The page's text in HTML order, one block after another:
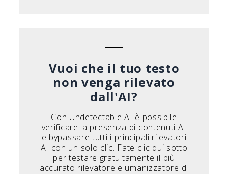
Vuoi che il tuo testo
non venga rilevato
dall'AI?
Con Undetectable AI è possibile
verificare la presenza di contenuti AI
e bypassare tutti i principali rilevatori
AI con un solo clic. Fate clic qui sotto
per testare gratuitamente il più
accurato rilevatore e umanizzatore di